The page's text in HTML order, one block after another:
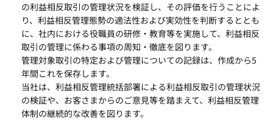
の利益相反取引の管理状況を検証し、その評価を行うことによ
り、利益相反管理態勢の適法性および実効性を判断するととも
に、社内における役職員の研修・教育等を実施して、利益相反
取引の管理に係わる事項の周知・徹底を図ります。
管理対象取引の特定および管理についての記録は、作成から5
年間これを保存します。
当社は、利益相反管理統括部署による利益相反取引の管理状況
の検証や、お客さまからのご意見等を踏まえて、利益相反管理
体制の継続的な改善を図ります。